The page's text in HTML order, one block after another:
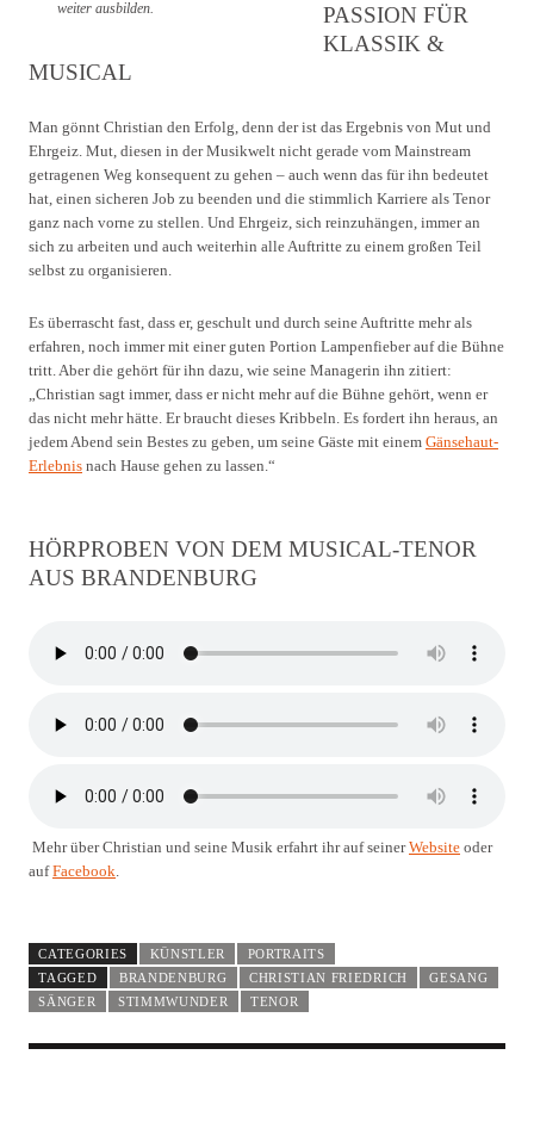
weiter ausbilden.
PASSION FÜR
KLASSIK &
MUSICAL
Man gönnt Christian den Erfolg, denn der ist das Ergebnis von Mut und
Ehrgeiz. Mut, diesen in der Musikwelt nicht gerade vom Mainstream
getragenen Weg konsequent zu gehen – auch wenn das für ihn bedeutet
hat, einen sicheren Job zu beenden und die stimmlich Karriere als Tenor
ganz nach vorne zu stellen. Und Ehrgeiz, sich reinzuhängen, immer an
sich zu arbeiten und auch weiterhin alle Auftritte zu einem großen Teil
selbst zu organisieren.
Es überrascht fast, dass er, geschult und durch seine Auftritte mehr als
erfahren, noch immer mit einer guten Portion Lampenfieber auf die Bühne
tritt. Aber die gehört für ihn dazu, wie seine Managerin ihn zitiert:
„Christian sagt immer, dass er nicht mehr auf die Bühne gehört, wenn er
das nicht mehr hätte. Er braucht dieses Kribbeln. Es fordert ihn heraus, an
jedem Abend sein Bestes zu geben, um seine Gäste mit einem Gänsehaut-
Erlebnis nach Hause gehen zu lassen.“
HÖRPROBEN VON DEM MUSICAL-TENOR
AUS BRANDENBURG
Mehr über Christian und seine Musik erfahrt ihr auf seinerWebsite oder
aufFacebook.
CATEGORIES KÜNSTLER
PORTRAITS
TAGGED
BRANDENBURG CHRISTIAN FRIEDRICH
GESANG
SÄNGER
STIMMWUNDER TENOR